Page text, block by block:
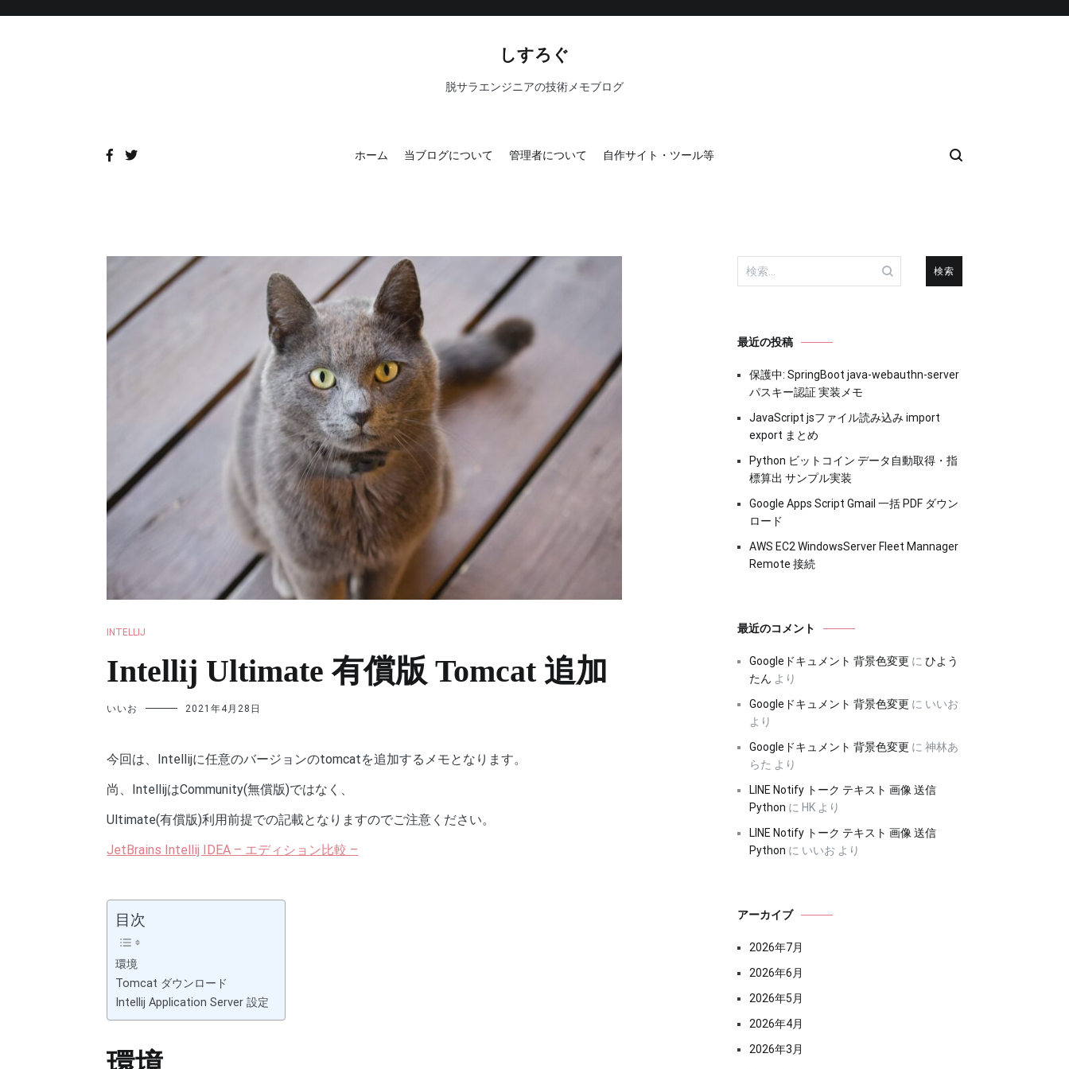
しすろぐ
脱サラエンジニアの技術メモブログ
ホーム 当ブログについて 管理者について 自作サイト・ツール等
INTELLIJ
Intellij Ultimate 有償版 Tomcat 追加
いいお 2021年4月28日
今回は、Intellijに任意のバージョンのtomcatを追加するメモとなります。
尚、IntellijはCommunity(無償版)ではなく、
Ultimate(有償版)利用前提での記載となりますのでご注意ください。
JetBrains Intellij IDEA – エディション比較 –
目次
環境
Tomcat ダウンロード
Intellij Application Server 設定
検
索:
最近の投稿
保護中: SpringBoot java-webauthn-server
パスキー認証 実装メモ
JavaScript jsファイル読み込み import
export まとめ
Python ビットコイン データ自動取得・指
標算出 サンプル実装
Google Apps Script Gmail 一括 PDF ダウン
ロード
AWS EC2 WindowsServer Fleet Mannager
Remote 接続
最近のコメント
Googleドキュメント 背景色変更 にひよう
たん より
Googleドキュメント 背景色変更 に いいお
より
Googleドキュメント 背景色変更 に神林あ
らた より
LINE Notify トーク テキスト 画像 送信
Python に HK より
LINE Notify トーク テキスト 画像 送信
Python に いいお より
アーカイブ
2026年7月
2026年6月
2026年5月
2026年4月
2026年3月